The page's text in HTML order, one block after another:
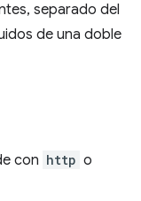
separado del
de una doble
con http o